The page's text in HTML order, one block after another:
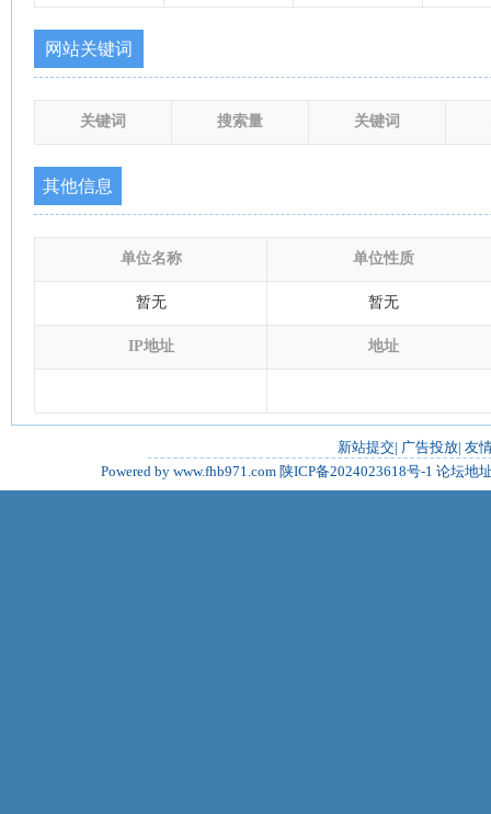
网站关键词
关键词 搜索量 关键词
其他信息
单位名称 单位性质
暂无 暂无
IP地址 地址
新站提交| 广告投放| 友
Powered by www.fhb971.com 陕ICP备2024023618号-1 论坛地